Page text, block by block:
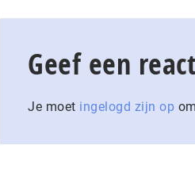
Geef een
Je moet ingelogd zijn op